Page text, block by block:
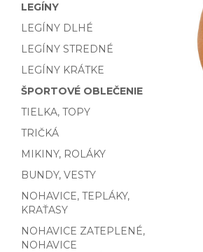
LEGÍNY
LEGÍNY DLHÉ
LEGÍNY STREDNÉ
LEGÍNY KRÁTKE
ŠPORTOVÉ OBLEČENIE
TIELKA, TOPY
TRIČKÁ
MIKINY, ROLÁKY
BUNDY, VESTY
NOHAVICE, TEPLÁKY,
KRAŤASY
NOHAVICE ZATEPLENÉ,
NOHAVICE